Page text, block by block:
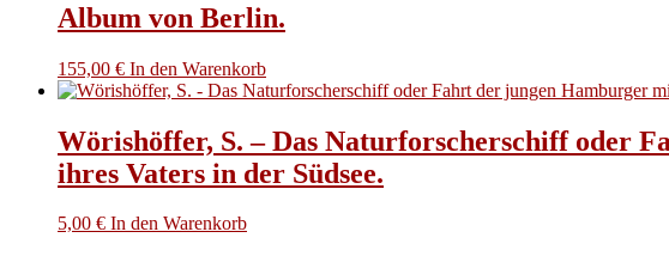
Album von Berlin.
155,00 € In den Warenkorb
Wörishöffer, S. – Das Naturforscherschiff oder
ihres Vaters in der Südsee.
5,00 € In den Warenkorb